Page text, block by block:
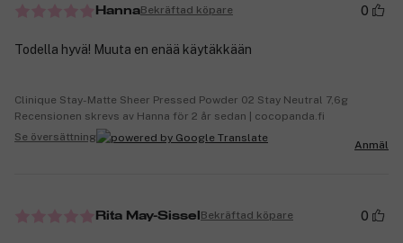
HannaBekräftad köpare 0
Todella hyvä! Muuta en enää käytäkkään
Clinique Stay-Matte Sheer Pressed Powder 02 Stay Neutral 7,6g
Recensionen skrevs av Hanna för 2 år sedan | cocopanda.fi
Se översättning
Anmäl
Rita May-Sissel Bekräftad köpare 0